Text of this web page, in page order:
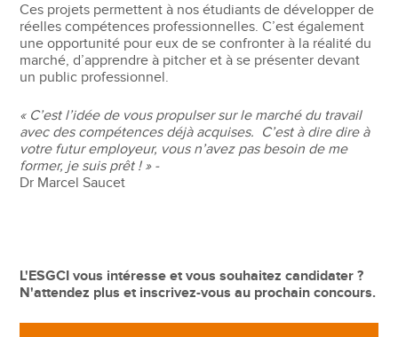
Ces projets permettent à nos étudiants de développer de
réelles compétences professionnelles. C’est également
une opportunité pour eux de se confronter à la réalité du
marché, d’apprendre à pitcher et à se présenter devant
un public professionnel.
« C’est l’idée de vous propulser sur le marché du travail
avec des compétences déjà acquises. C’est à dire dire à
votre futur employeur, vous n’avez pas besoin de me
former, je suis prêt ! » -
Dr Marcel Saucet
L'ESGCI vous intéresse et vous souhaitez candidater ?
N'attendez plus et inscrivez-vous au prochain concours.